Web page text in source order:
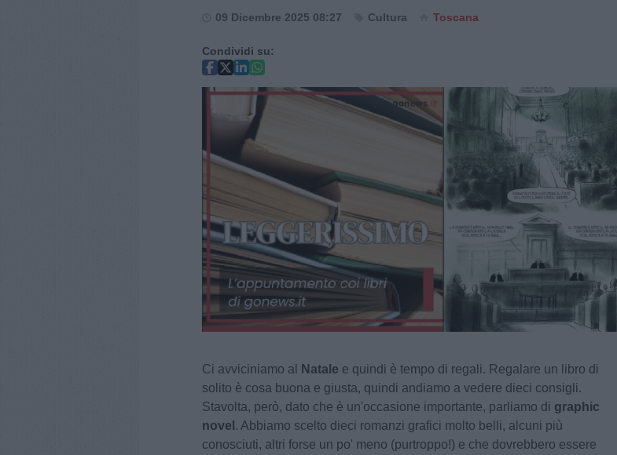
09 Dicembre 2025 08:27 Cultura Toscana
Condividi su:
Ci avviciniamo al Natale e quindi è tempo di regali. Regalare un libro di
solito è cosa buona e giusta, quindi andiamo a vedere dieci consigli.
Stavolta, però, dato che è un'occasione importante, parliamo di graphic
novel . Abbiamo scelto dieci romanzi grafici molto belli, alcuni più
conosciuti, altri forse un po' meno (purtroppo!) e che dovrebbero essere